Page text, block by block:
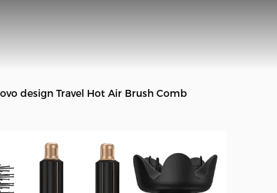
design Travel Hot Air Brush Comb